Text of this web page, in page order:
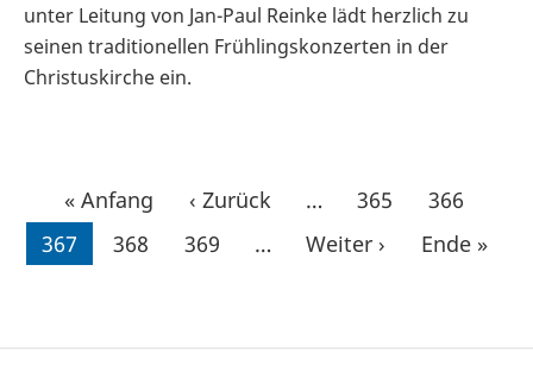
unter Leitung von Jan-Paul Reinke lädt herzlich zu
seinen traditionellen Frühlingskonzerten in der
Christuskirche ein.
Seitennummerierung
Erste
Seite
« Anfang
Vorherige
Seite
‹ Zurück … Seite
365 Seite
366
Aktuelle
367 Seite
368 Seite
369 …
Nächste
Weiter ›
Letzte
Ende »